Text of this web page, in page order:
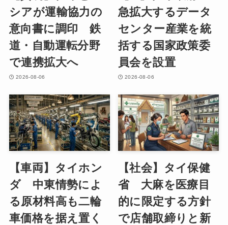
シアが運輸協力の
意向書に調印 鉄
道・自動運転分野
で連携拡大へ
2026-08-06
急拡大するデータ
センター産業を統
括する国家政策委
員会を設置
2026-08-06
【車両】タイホン
ダ 中東情勢によ
る原材料高も二輪
車価格を据え置く
【社会】タイ保健
省 大麻を医療目
的に限定する方針
で店舗取締りと新